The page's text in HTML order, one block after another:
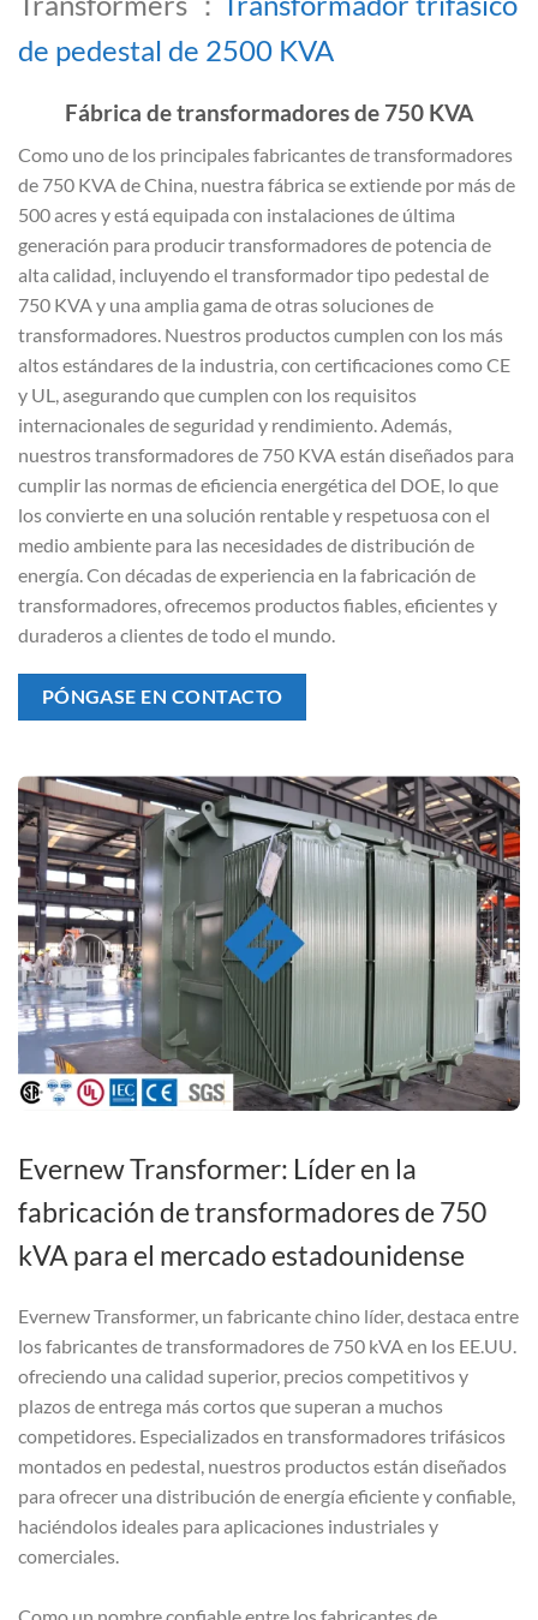
de pedestal de 2500 KVA
Fábrica de transformadores de 750 KVA
Como uno de los principales fabricantes de transformadores
de 750 KVA de China, nuestra fábrica se extiende por más de
500 acres y está equipada con instalaciones de última
generación para producir transformadores de potencia de
alta calidad, incluyendo el transformador tipo pedestal de
750 KVA y una amplia gama de otras soluciones de
transformadores. Nuestros productos cumplen con los más
altos estándares de la industria, con certificaciones como CE
y UL, asegurando que cumplen con los requisitos
internacionales de seguridad y rendimiento. Además,
nuestros transformadores de 750 KVA están diseñados para
cumplir las normas de eficiencia energética del DOE, lo que
los convierte en una solución rentable y respetuosa con el
medio ambiente para las necesidades de distribución de
energía. Con décadas de experiencia en la fabricación de
transformadores, ofrecemos productos fiables, eficientes y
duraderos a clientes de todo el mundo.
PÓNGASE EN CONTACTO
Evernew Transformer: Líder en la
fabricación de transformadores de 750
kVA para el mercado estadounidense
Evernew Transformer, un fabricante chino líder, destaca entre
los fabricantes de transformadores de 750 kVA en los EE.UU.
ofreciendo una calidad superior, precios competitivos y
plazos de entrega más cortos que superan a muchos
competidores. Especializados en transformadores trifásicos
montados en pedestal, nuestros productos están diseñados
para ofrecer una distribución de energía eficiente y confiable,
haciéndolos ideales para aplicaciones industriales y
comerciales.